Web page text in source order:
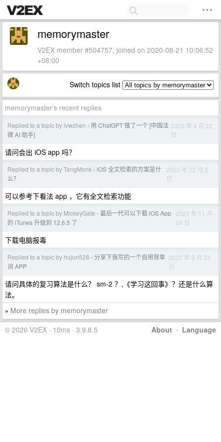
memorymaster
V2EX member #504757, joined on 2020-08-21 10:06:52
+08:00
Switch topics list
memorymaster's recent replies
Replied to a topic by lvwzhen › 用 ChatGPT 做了一个 [中国法
律 AI 助手]
2023 年 4 月 22
日
请问会出 iOS app 吗？
Replied to a topic by TangMonk › iOS 全文检索的方案是什
么？
2022 年 12 月 2
日
可以参考下看法 app ，它有全文检索功能
Replied to a topic by MickeyGate › 最后一代可以下载 iOS App
的 iTunes 升级到 12.6.5 了
2022 年 11 月
29 日
下载电脑报毒
Replied to a topic by hujun528 › 分享下我写的一个自用背单
词 APP
2022 年 9 月 23
日
请问具体的复习算法是什么？ sm-2 ？,《学习这回事》？还是什么算
法。
» More replies by memorymaster
About · Language
© 2026 V2EX · 10ms · 3.9.8.5